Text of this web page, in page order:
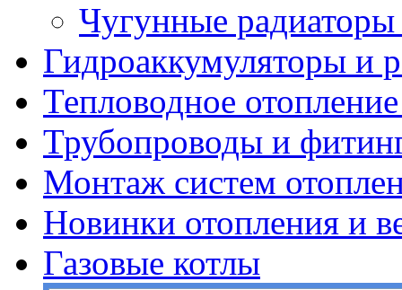
Чугунные
Гидроаккумуляторы и
Тепловодное
Трубопроводы и
Монтаж систем
Новинки отопления и
Газовые котлы